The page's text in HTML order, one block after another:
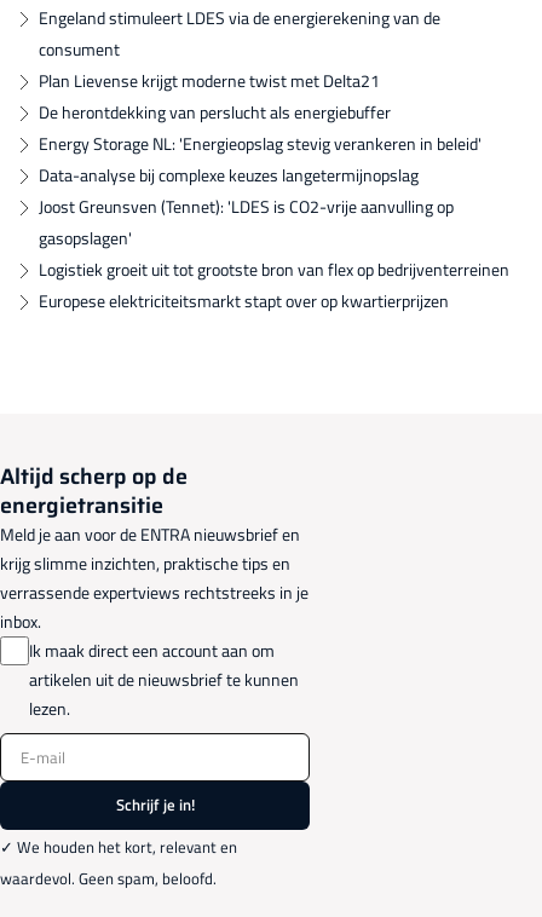
Engeland stimuleert LDES via de energierekening van de
consument
Plan Lievense krijgt moderne twist met Delta21
De herontdekking van perslucht als energiebuffer
Energy Storage NL: 'Energieopslag stevig verankeren in beleid'
Data-analyse bij complexe keuzes langetermijnopslag
Joost Greunsven (Tennet): 'LDES is CO2-vrije aanvulling op
gasopslagen'
Logistiek groeit uit tot grootste bron van flex op bedrijventerreinen
Europese elektriciteitsmarkt stapt over op kwartierprijzen
Altijd scherp op de
energietransitie
Meld je aan voor de ENTRA nieuwsbrief en
krijg slimme inzichten, praktische tips en
verrassende expertviews rechtstreeks in je
inbox.
Ik maak direct een account aan om
artikelen uit de nieuwsbrief te kunnen
lezen.
E-mail
Schrijf je in!
✓ We houden het kort, relevant en
waardevol. Geen spam, beloofd.